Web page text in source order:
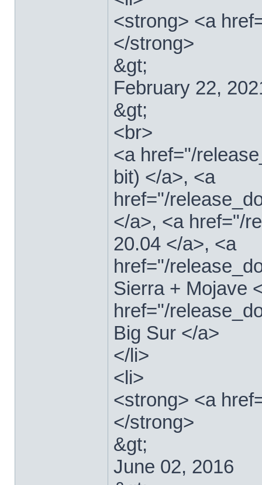
<strong> <a
</strong>
&gt;
February 22,
&gt;
<br>
<a href="/
bit) </a>, <a
href="/
</a>, <a href="/
20.04 </a>, <a
href="/
Sierra + Mojave
href="/
Big Sur </a>
</li>
<li>
<strong> <a
</strong>
&gt;
June 02, 2016